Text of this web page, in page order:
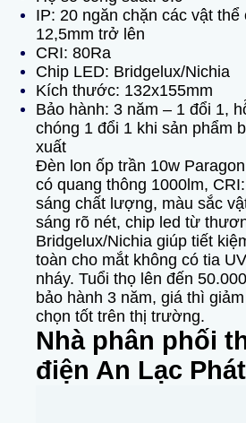
IP: 20 ngăn chặn các vật thể
12,5mm trở lên
CRI: 80Ra
Chip LED: Bridgelux/Nichia
Kích thước: 132x155mm
Bảo hành: 3 năm – 1 đổi 1,
chóng 1 đổi 1 khi sản phẩm
xuất
Đèn lon ốp trần 10w
có quang thông 1000lm,
sáng chất lượng, màu sắc
sáng rõ nét, chip led từ
Bridgelux/Nichia giúp tiết
toàn cho mắt không có tia
nháy. Tuổi thọ lên đến
bảo hành 3 năm, giá thì
chọn tốt trên thị trường.
Nhà phân phối
điện An Lạc Phát